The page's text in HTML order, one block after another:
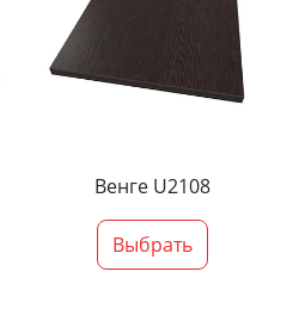
Венге U2108
Выбрать